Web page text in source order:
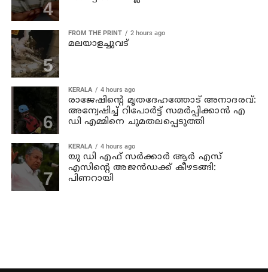
FROM THE PRINT 2 hours ago
മലയാളച്ചുവട്
KERALA 4 hours ago
രാജേഷിന്റെ മൃതദേഹത്തോട് അനാദരവ്:
അന്വേഷിച്ച് റിപോര്‍ട്ട് സമര്‍പ്പിക്കാന്‍ എ
ഡി എമ്മിനെ ചുമതലപ്പെടുത്തി
KERALA 4 hours ago
യു ഡി എഫ് സര്‍ക്കാര്‍ ആര്‍ എസ്
എസിന്റെ അജന്‍ഡക്ക്‌ കീഴടങ്ങി:
പിണറായി